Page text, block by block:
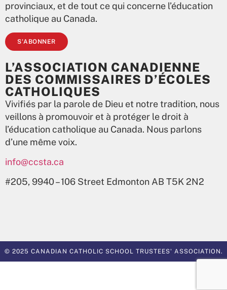
provinciaux, et de tout ce qui concerne l’éducation
catholique au Canada.
S'ABONNER
L’ASSOCIATION CANADIENNE
DES COMMISSAIRES D’ÉCOLES
CATHOLIQUES
Vivifiés par la parole de Dieu et notre tradition, nous
veillons à promouvoir et à protéger le droit à
l’éducation catholique au Canada. Nous parlons
d’une même voix.
info@ccsta.ca
#205, 9940 – 106 Street Edmonton AB T5K 2N2
© 2025 CANADIAN CATHOLIC SCHOOL TRUSTEES' ASSOCIATION.